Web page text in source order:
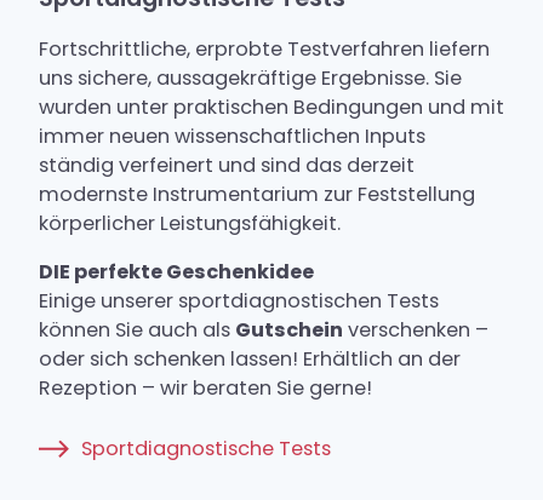
Fortschrittliche, erprobte Testverfahren liefern
uns sichere, aussagekräftige Ergebnisse. Sie
wurden unter praktischen Bedingungen und mit
immer neuen wissenschaftlichen Inputs
ständig verfeinert und sind das derzeit
modernste Instrumentarium zur Feststellung
körperlicher Leistungsfähigkeit.
DIE perfekte Geschenkidee
Einige unserer sportdiagnostischen Tests
können Sie auch als Gutschein verschenken –
oder sich schenken lassen! Erhältlich an der
Rezeption – wir beraten Sie gerne!
Sportdiagnostische Tests